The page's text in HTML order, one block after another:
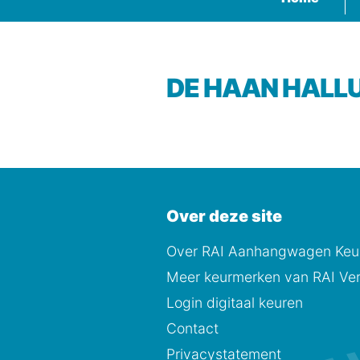
DE HAAN
Over deze site
Over RAI Aanhangwagen
Meer keurmerken van RAI
Login digitaal keuren
Contact
Privacystatement